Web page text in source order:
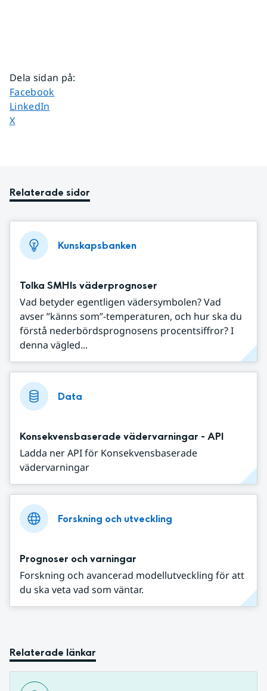
Dela sidan på:
Dela sidan på
Facebook
Dela sidan på
LinkedIn
Dela sidan på
X
Relaterade sidor
Kunskapsbanken
Tolka SMHIs väderprognoser
Vad betyder egentligen vädersymbolen? Vad
avser ”känns som”-temperaturen, och hur ska du
förstå nederbördsprognosens procentsiffror? I
denna vägled...
Data
Konsekvensbaserade vädervarningar - API
Ladda ner API för Konsekvensbaserade
vädervarningar
Forskning och utveckling
Prognoser och varningar
Forskning och avancerad modellutveckling för att
du ska veta vad som väntar.
Relaterade länkar